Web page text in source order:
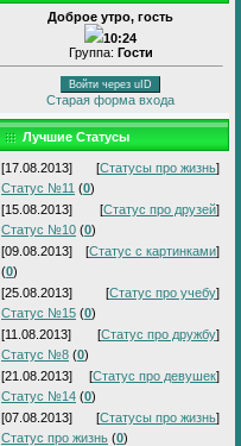
Доброе утро, гость
10:24
Группа: Гости
Войти через uID
Старая форма входа
Лучшие Статусы
[17.08.2013] [Статусы про жизнь]
Статус №11 (0)
[15.08.2013]
[Статус про друзей]
Статус №10 (0)
[09.08.2013]
[Статус с картинками]
(0)
[25.08.2013]
[Статус про учебу]
Статус №15 (0)
[11.08.2013]
[Статус про дружбу]
Статус №8 (0)
[21.08.2013]
[Статус про девушек]
Статус №14 (0)
[07.08.2013]
[Статусы про жизнь]
Статус про жизнь (0)